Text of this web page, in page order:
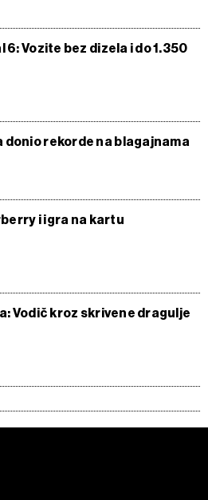
6: Vozite bez dizela i do 1.350
rekorde na blagajnama
i igra na kartu
Vodič kroz skrivene dragulje